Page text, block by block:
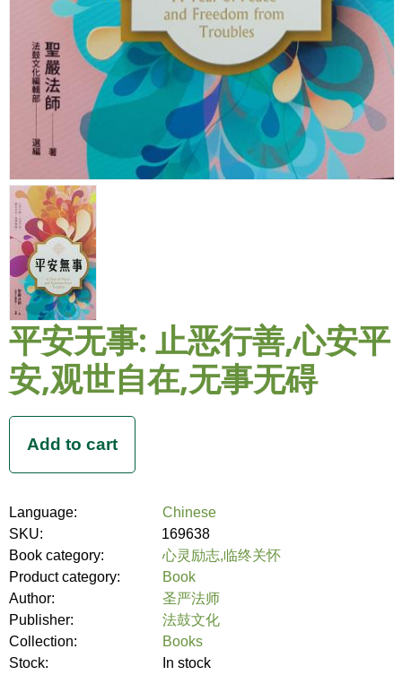
平安无事: 止恶行善,心安平
安,观世自在,无事无碍
Language:
Chinese
SKU:
169638
Book category:
心灵励志,临终关怀
Product category:
Book
Author:
圣严法师
Publisher:
法鼓文化
Collection:
Books
Stock:
In stock